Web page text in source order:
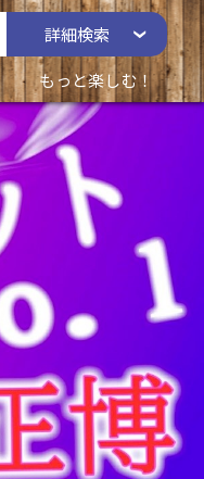
詳細検索
もっと楽しむ！